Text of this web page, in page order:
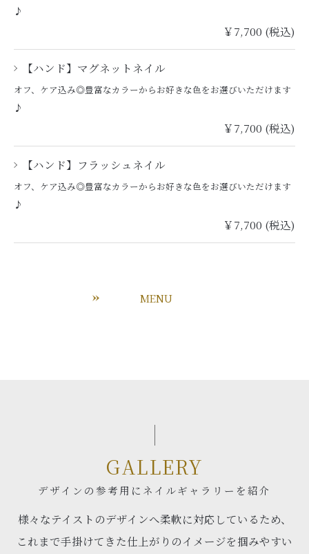
♪
￥7,700 (税込)
【ハンド】マグネットネイル
オフ、ケア込み◎豊富なカラーからお好きな色をお選びいただけます
♪
￥7,700 (税込)
【ハンド】フラッシュネイル
オフ、ケア込み◎豊富なカラーからお好きな色をお選びいただけます
♪
￥7,700 (税込)
MENU
GALLERY
デザインの参考用にネイルギャラリーを紹介
様々なテイストのデザインへ柔軟に対応しているため、
これまで手掛けてきた仕上がりのイメージを掴みやすい